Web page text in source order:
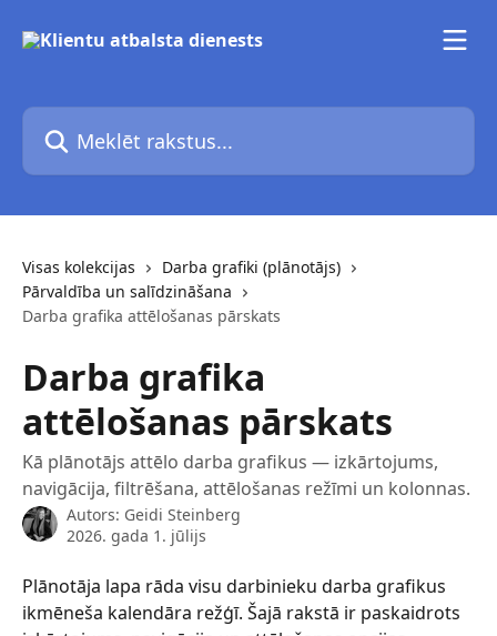
Meklēt rakstus...
Visas kolekcijas
Darba grafiki (plānotājs)
Pārvaldība un salīdzināšana
Darba grafika attēlošanas pārskats
Darba grafika
attēlošanas pārskats
Kā plānotājs attēlo darba grafikus — izkārtojums,
navigācija, filtrēšana, attēlošanas režīmi un kolonnas.
Autors: Geidi Steinberg
2026. gada 1. jūlijs
Plānotāja lapa rāda visu darbinieku darba grafikus
ikmēneša kalendāra režģī. Šajā rakstā ir paskaidrots